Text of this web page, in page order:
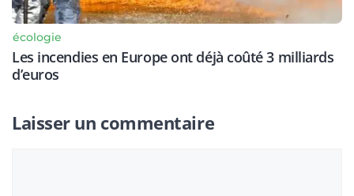
écologie
Les incendies en Europe ont déjà coûté 3 milliards
d’euros
Laisser un commentaire